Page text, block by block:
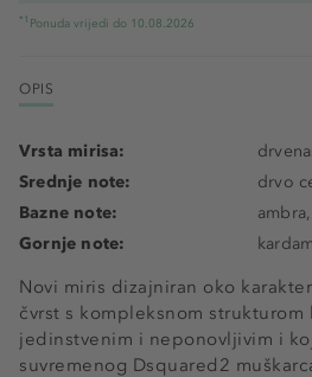
*1 Ponuda vrijedi do 10.08.2026
OPIS
Novi miris dizajniran oko
čvrst s kompleksnom strukturom
jedinstvenim i neponovljivim i
suvremenog Dsquared2
Vrsta mirisa:
Srednje note:
drvo
Bazne note:
Gornje note: